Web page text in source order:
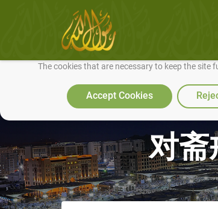
We use cookies to make our site work well for you and
The cookies that are necessary to keep the site
Accept Cookies
对斋